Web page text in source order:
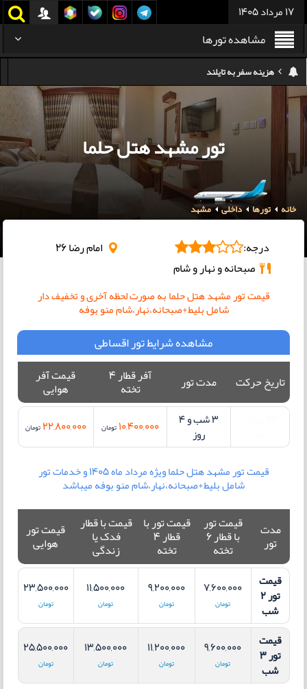
17 مرداد 1405
مشاهده تورها
هزینه سفر به تایلند
کدام هواپیمایی کدام ترمینال مهرآباد؟
استرداد بلیط هواپیما در شرایط جنگی
هزینه تفریحات استانبول ۲۰۲۵
سفر به ارمنستان | دیدنی‌ها و تجربیات جذاب
معرفی بهترین غذاهای محلی و خیابانی دبی
هزینه سفر به گرجستان
تور مشهد هتل حلما
خانه تورها داخلی مشهد
درجه:
امام رضا 26
صبحانه و نهار و شام
قیمت تور مشهد هتل حلما به صورت لحظه آخری و تخفیف دار
شامل بلیط+صبحانه،نهار،شام منو بوفه
مشاهده شرایط تور اقساطی
تاریخ حرکت مدت تور آفر قطار 4
تخته
قیمت آفر
هوایی
3 شب و 4
روز 10,400,000 تومان 22,800,000تومان
قیمت تور مشهد هتل حلما ویژه مرداد ماه 1405 و خدمات تور
شامل بلیط+صبحانه،نهار،شام منو بوفه میباشد
مدت
تور
قیمت تور
با قطار 6
تخته
قیمت تور با
قطار 4
تخته
قیمت با قطار
فدک یا
زندگی
قیمت تور
هوایی
قیمت
تور 2
شب
7,600,000
تومان
9,200,000
تومان
11,500,000
تومان
23,500,000
تومان
قیمت
تور 3
شب
9,600,000
تومان
11,200,000
تومان
13,500,000
تومان
25,500,000
تومان